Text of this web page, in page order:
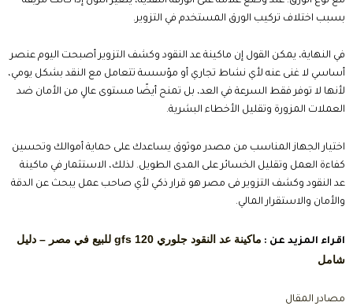
بسبب اختلاف تركيب الورق المستخدم في التزوير.
في النهاية، يمكن القول إن ماكينة عد النقود وكشف التزوير أصبحت اليوم عنصر
أساسي لا غنى عنه لأي نشاط تجاري أو مؤسسة تتعامل مع النقد بشكل يومي،
لأنها لا توفر فقط السرعة في العد، بل تمنح أيضًا مستوى عالٍ من الأمان ضد
العملات المزورة وتقليل الأخطاء البشرية.
اختيار الجهاز المناسب من مصدر موثوق يساعدك على حماية أموالك وتحسين
كفاءة العمل وتقليل الخسائر على المدى الطويل. لذلك، الاستثمار في ماكينة
عد النقود وكشف التزوير فى مصر هو قرار ذكي لأي صاحب عمل يبحث عن الدقة
والأمان والاستقرار المالي.
اقراء المزيد عن :
ماكينة عد النقود جلوري gfs 120 للبيع في مصر – دليل
شامل
مصادر المقال